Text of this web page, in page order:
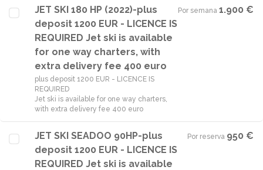
JET SKI 180 HP (2022)-plus
deposit 1200 EUR - LICENCE IS
REQUIRED Jet ski is available
for one way charters, with
extra delivery fee 400 euro
plus deposit 1200 EUR - LICENCE IS
REQUIRED
Jet ski is available for one way charters,
with extra delivery fee 400 euro
Por semana·1.900 €
JET SKI SEADOO 90HP-plus
deposit 1200 EUR - LICENCE IS
REQUIRED Jet ski is available
Por reserva·950 €